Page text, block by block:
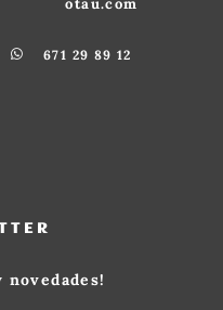
671 29 89 12
novedades!